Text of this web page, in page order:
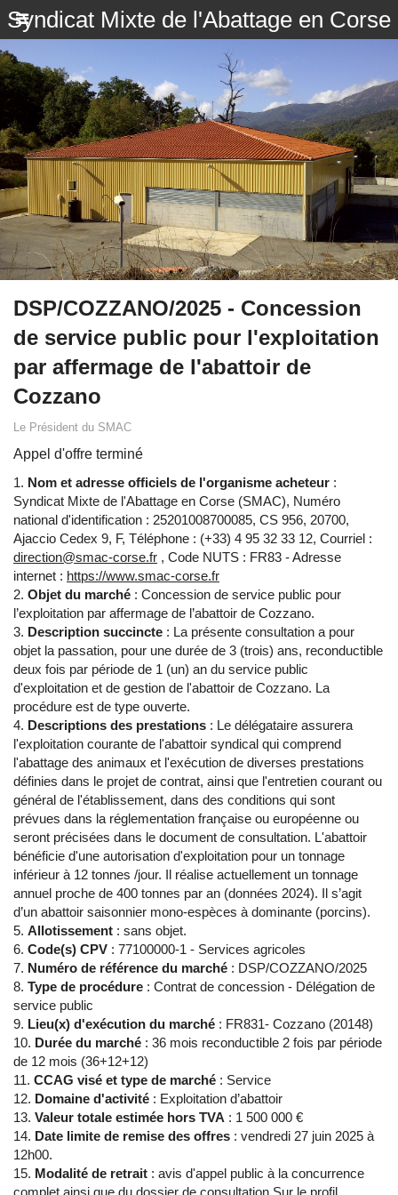
Syndicat Mixte de l'Abattage en Corse
DSP/COZZANO/2025 - Concession
de service public pour l'exploitation
par affermage de l'abattoir de
Cozzano
Le Président du SMAC
Appel d'offre terminé
Nom et adresse officiels de l'organisme acheteur :
Syndicat Mixte de l'Abattage en Corse (SMAC), Numéro
national d'identification : 25201008700085, CS 956, 20700,
Ajaccio Cedex 9, F, Téléphone : (+33) 4 95 32 33 12, Courriel :
direction@smac-corse.fr , Code NUTS : FR83 - Adresse
internet : https://www.smac-corse.fr
Objet du marché : Concession de service public pour
l’exploitation par affermage de l’abattoir de Cozzano.
Description succincte : La présente consultation a pour
objet la passation, pour une durée de 3 (trois) ans, reconductible
deux fois par période de 1 (un) an du service public
d'exploitation et de gestion de l'abattoir de Cozzano. La
procédure est de type ouverte.
Descriptions des prestations : Le délégataire assurera
l'exploitation courante de l'abattoir syndical qui comprend
l'abattage des animaux et l'exécution de diverses prestations
définies dans le projet de contrat, ainsi que l'entretien courant ou
général de l'établissement, dans des conditions qui sont
prévues dans la réglementation française ou européenne ou
seront précisées dans le document de consultation. L'abattoir
bénéficie d'une autorisation d'exploitation pour un tonnage
inférieur à 12 tonnes /jour. Il réalise actuellement un tonnage
annuel proche de 400 tonnes par an (données 2024). Il s’agit
d’un abattoir saisonnier mono-espèces à dominante (porcins).
Allotissement : sans objet.
Code(s) CPV : 77100000-1 - Services agricoles
Numéro de référence du marché : DSP/COZZANO/2025
Type de procédure : Contrat de concession - Délégation de
service public
Lieu(x) d'exécution du marché : FR831- Cozzano (20148)
Durée du marché : 36 mois reconductible 2 fois par période
de 12 mois (36+12+12)
CCAG visé et type de marché : Service
Domaine d'activité : Exploitation d’abattoir
Valeur totale estimée hors TVA : 1 500 000 €
Date limite de remise des offres : vendredi 27 juin 2025 à
12h00.
Modalité de retrait : avis d'appel public à la concurrence
complet ainsi que du dossier de consultation Sur le profil